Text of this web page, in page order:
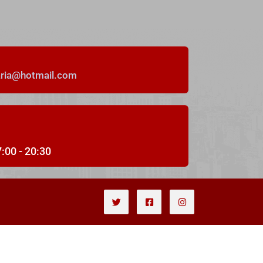
Precioso apartamento en alquiler
- 20:30